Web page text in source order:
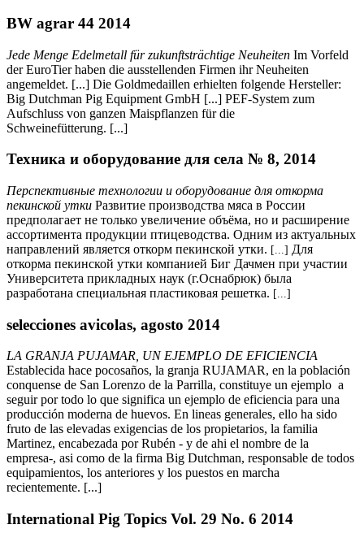
BW agrar 44 2014
Jede Menge Edelmetall für zukunftsträchtige Neuheiten Im Vorfeld
der EuroTier haben die ausstellenden Firmen ihr Neuheiten
angemeldet. [...] Die Goldmedaillen erhielten folgende Hersteller:
Big Dutchman Pig Equipment GmbH [...] PEF-System zum
Aufschluss von ganzen Maispflanzen für die
Schweinefütterung. [...]
Техника и оборудование для села № 8, 2014
Перспективные технологии и оборудование для откорма
пекинской утки Развитие производства мяса в России
предполагает не только увеличение объёма, но и расширение
ассортимента продукции птицеводства. Одним из актуальных
направлений является откорм пекинской утки. [...] Для
откорма пекинской утки компанией Биг Дачмен при участии
Университета прикладных наук (г.Оснабрюк) была
разработана специальная пластиковая решетка. [...]
selecciones avicolas, agosto 2014
LA GRANJA PUJAMAR, UN EJEMPLO DE EFICIENCIA
Establecida hace pocosaños, la granja RUJAMAR, en la población
conquense de San Lorenzo de la Parrilla, constituye un ejemplo a
seguir por todo lo que significa un ejemplo de eficiencia para una
producción moderna de huevos. En lineas generales, ello ha sido
fruto de las elevadas exigencias de los propietarios, la familia
Martinez, encabezada por Rubén - y de ahi el nombre de la
empresa-, asi como de la firma Big Dutchman, responsable de todos
equipamientos, los anteriores y los puestos en marcha
recientemente. [...]
International Pig Topics Vol. 29 No. 6 2014